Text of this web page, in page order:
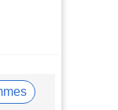
Pithie